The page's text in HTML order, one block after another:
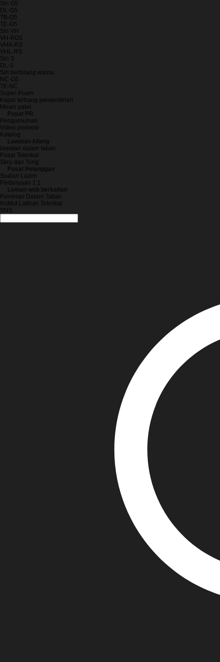
Siri G5
DL-G5
TB-G5
TE-G5
Siri VH
VH-RG5
VHA-RS
VHL-RS
Siri S
DL-S
Siri berbilang warna
NC-G5
TE-NC
Super-Foam
Kapal terbang persendirian
Mesin palet
Pusat PR
Pengumuman
Video promosi
Katalog
Lawatan kilang
lawatan dalam talian
Pusat Teknikal
Skru dan Tong
Pusat Pelanggan
Soalan Lazim
Pertanyaan 1:1
Laman web berkaitan
Pameran Dalam Talian
Institut Latihan Teknikal
SNS